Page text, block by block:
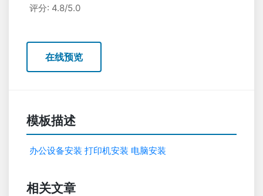
评分: 4.8/5.0
在线预览
模板描述
办公设备安装 打印机安装 电脑安装
相关文章